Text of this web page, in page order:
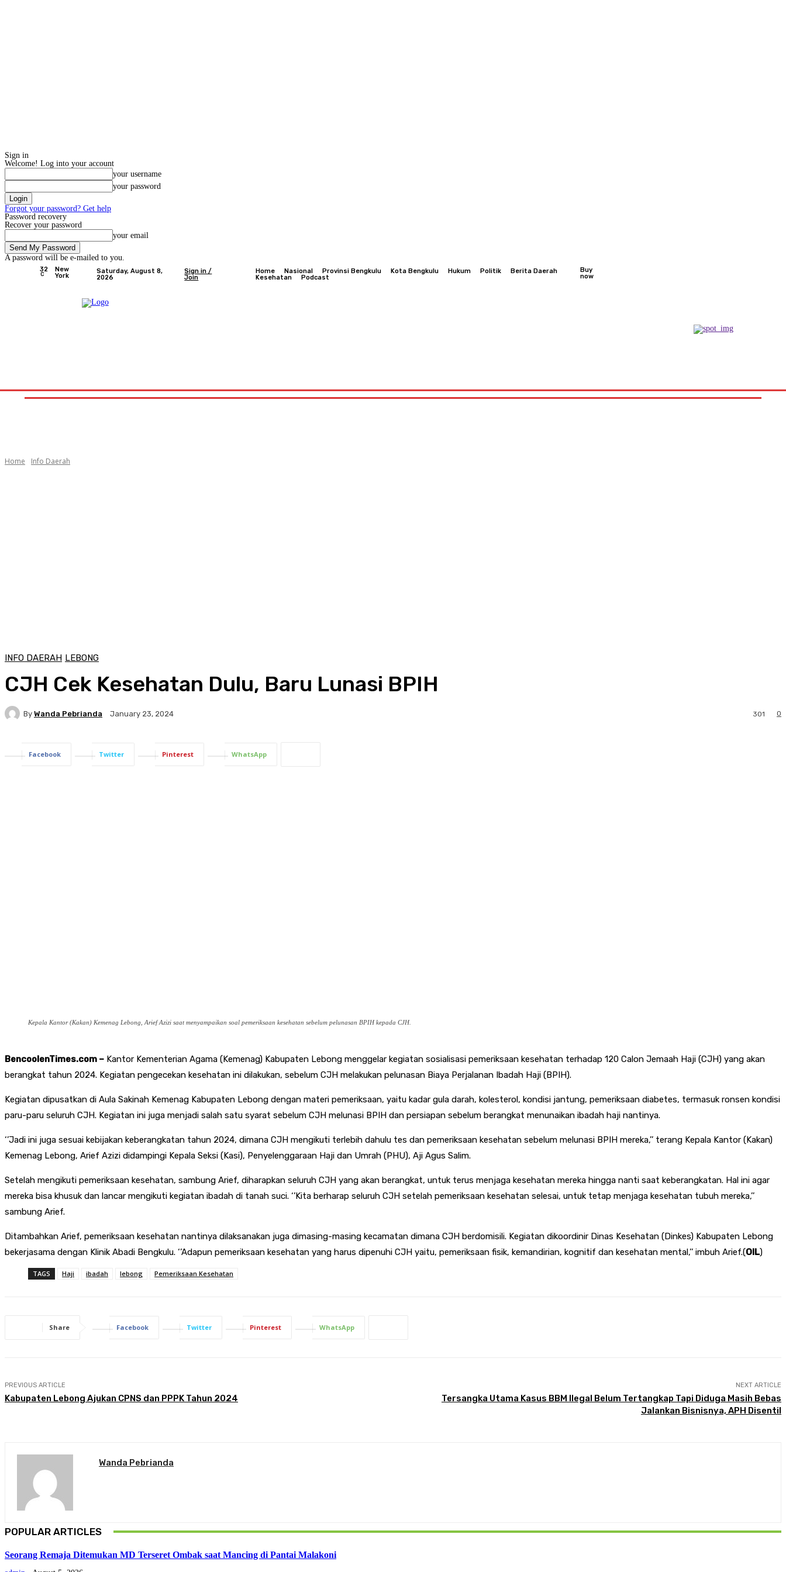
Sign in
Welcome! Log into your account
your username
your password
Forgot your password? Get help
Password recovery
Recover your password
your email
A password will be e-mailed to you.
32
C
New
York
Saturday, August 8,
2026
Sign in /
Join
Home Nasional Provinsi Bengkulu Kota Bengkulu Hukum Politik
Berita Daerah
Kesehatan
Podcast
Buy
now
Home Info Daerah
INFO DAERAH LEBONG
CJH Cek Kesehatan Dulu, Baru Lunasi BPIH
By Wanda Pebrianda January 23, 2024 0
301
Facebook Twitter Pinterest WhatsApp
Kepala Kantor (Kakan) Kemenag Lebong, Arief Azizi saat menyampaikan soal pemeriksaan kesehatan sebelum pelunasan BPIH kepada CJH.
BencoolenTimes.com – Kantor Kementerian Agama (Kemenag) Kabupaten Lebong menggelar kegiatan sosialisasi pemeriksaan kesehatan terhadap 120 Calon Jemaah Haji (CJH) yang akan
berangkat tahun 2024. Kegiatan pengecekan kesehatan ini dilakukan, sebelum CJH melakukan pelunasan Biaya Perjalanan Ibadah Haji (BPIH).
Kegiatan dipusatkan di Aula Sakinah Kemenag Kabupaten Lebong dengan materi pemeriksaan, yaitu kadar gula darah, kolesterol, kondisi jantung, pemeriksaan diabetes, termasuk ronsen kondisi
paru-paru seluruh CJH. Kegiatan ini juga menjadi salah satu syarat sebelum CJH melunasi BPIH dan persiapan sebelum berangkat menunaikan ibadah haji nantinya.
‘’Jadi ini juga sesuai kebijakan keberangkatan tahun 2024, dimana CJH mengikuti terlebih dahulu tes dan pemeriksaan kesehatan sebelum melunasi BPIH mereka,’’ terang Kepala Kantor (Kakan)
Kemenag Lebong, Arief Azizi didampingi Kepala Seksi (Kasi), Penyelenggaraan Haji dan Umrah (PHU), Aji Agus Salim.
Setelah mengikuti pemeriksaan kesehatan, sambung Arief, diharapkan seluruh CJH yang akan berangkat, untuk terus menjaga kesehatan mereka hingga nanti saat keberangkatan. Hal ini agar
mereka bisa khusuk dan lancar mengikuti kegiatan ibadah di tanah suci. ‘’Kita berharap seluruh CJH setelah pemeriksaan kesehatan selesai, untuk tetap menjaga kesehatan tubuh mereka,’’
sambung Arief.
Ditambahkan Arief, pemeriksaan kesehatan nantinya dilaksanakan juga dimasing-masing kecamatan dimana CJH berdomisili. Kegiatan dikoordinir Dinas Kesehatan (Dinkes) Kabupaten Lebong
bekerjasama dengan Klinik Abadi Bengkulu. ‘’Adapun pemeriksaan kesehatan yang harus dipenuhi CJH yaitu, pemeriksaan fisik, kemandirian, kognitif dan kesehatan mental,’’ imbuh Arief.(OIL)
TAGS Haji ibadah lebong Pemeriksaan Kesehatan
Share Facebook Twitter Pinterest WhatsApp
PREVIOUS ARTICLE
Kabupaten Lebong Ajukan CPNS dan PPPK Tahun 2024
NEXT ARTICLE
Tersangka Utama Kasus BBM Ilegal Belum Tertangkap Tapi Diduga Masih Bebas
Jalankan Bisnisnya, APH Disentil
Wanda Pebrianda
POPULAR ARTICLES
Seorang Remaja Ditemukan MD Terseret Ombak saat Mancing di Pantai Malakoni